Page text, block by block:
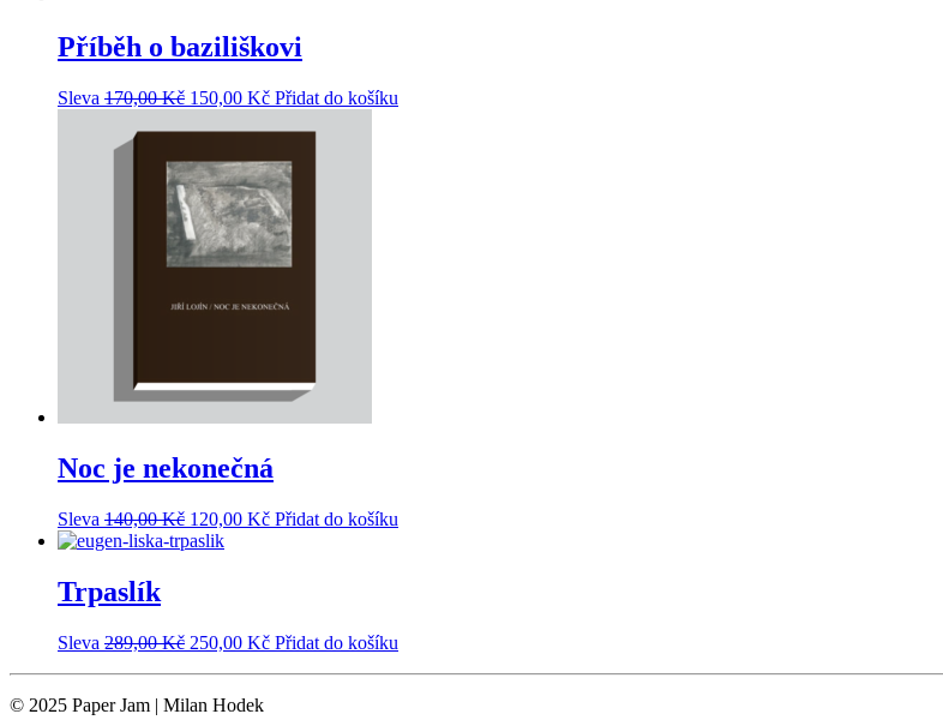
Příběh o baziliškovi
Sleva 170,00Kč 150,00 Kč Přidat do košíku
Noc je nekonečná
Sleva 140,00Kč 120,00 Kč Přidat do košíku
Trpaslík
Sleva 289,00Kč 250,00 Kč Přidat do košíku
© 2025 Paper Jam | Milan Hodek